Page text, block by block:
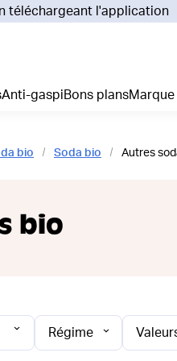
téléchargeant l'application
Anti-gaspi Bons plans
bio Soda bio Autres
bio
Régime